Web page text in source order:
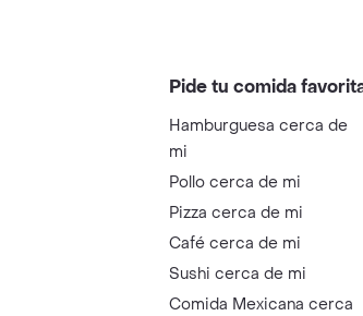
Pide tu comida
Hamburguesa cerca de
mi
Pollo cerca de mi
Pizza cerca de mi
Café cerca de mi
Sushi cerca de mi
Comida Mexicana cerca